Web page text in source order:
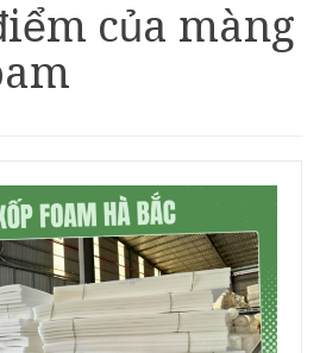
của màng